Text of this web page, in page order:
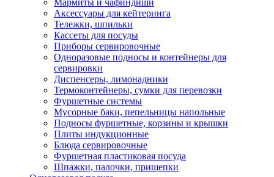
Мармиты и чафиндиши
Аксессуары для кейтеринга
Тележки, шпильки
Кассеты для посуды
Приборы сервировочные
Одноразовые подносы и контейнеры для
сервировки
Диспенсеры, лимонадники
Термоконтейнеры, сумки для перевозки
Фуршетные системы
Мусорные баки, пепельницы напольные
Подносы фуршетные, корзины и крышки
Плиты индукционные
Блюда сервировочные
Фуршетная пластиковая посуда
Шпажки, палочки, прищепки